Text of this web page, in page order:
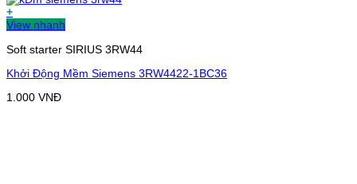
+
View nhanh
Soft starter SIRIUS 3RW44
Khởi Động Mềm Siemens 3RW4422-1BC36
1.000 VNĐ